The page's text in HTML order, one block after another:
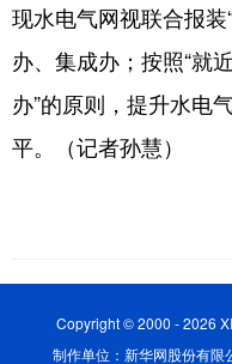
现水电气网视联合报
办、集成办；按照“就
办”的原则，提升水电
平。（记者孙慧）
Copyright © 2000 - 2026
制作单位：新华网股份有